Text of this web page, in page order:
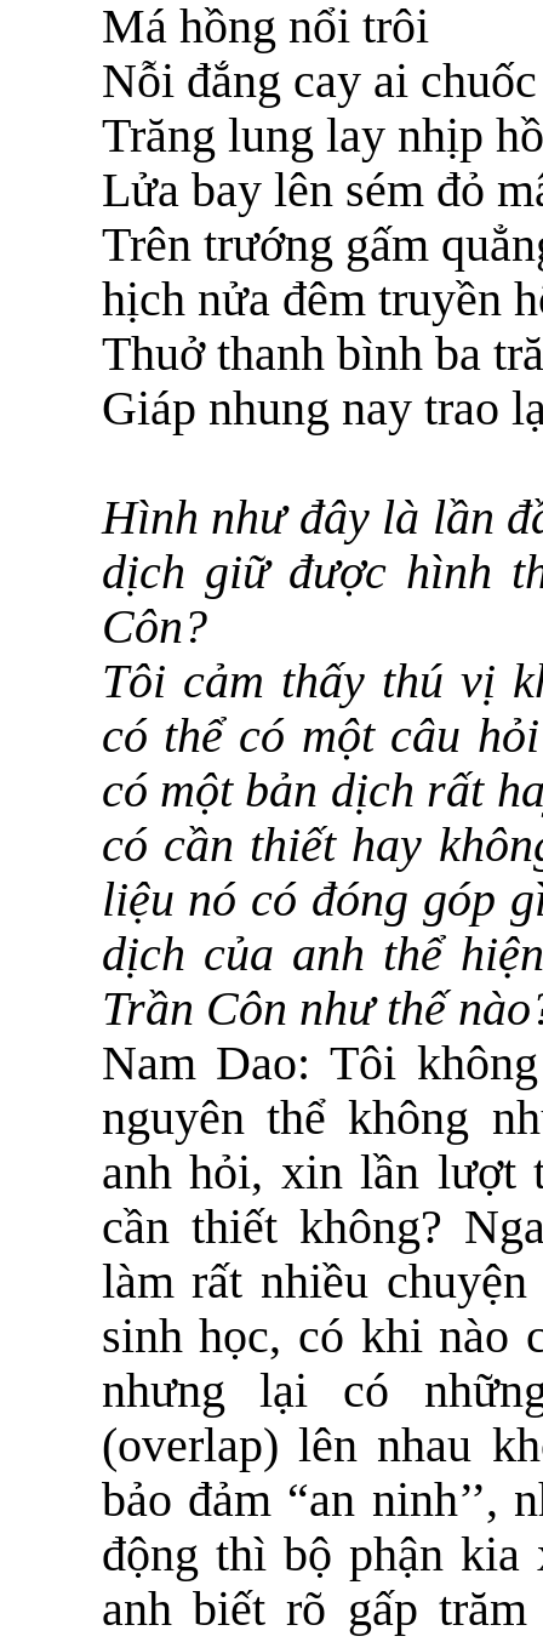
Má hồng nổi trôi
Nỗi đắng cay ai
Trăng lung lay nhịp
Lửa bay lên sém đỏ
Trên trướng gấm
hịch nửa đêm truyền
Thuở thanh bình ba
Giáp nhung nay trao
Hình như đây là lần
dịch giữ được hình
Côn?
Tôi cảm thấy thú vị
có thể có một câu
có một bản dịch rất
có cần thiết hay
liệu nó có đóng góp
dịch của anh thể
Trần Côn như thế
Nam Dao:Tôi
nguyên thể không
anh hỏi, xin lần lượt
cần thiết không?
làm rất nhiều
sinh học, có khi nào
nhưng lại có
(overlap) lên nhau
bảo đảm “an ninh’’,
động thì bộ phận kia
anh biết rõ gấp